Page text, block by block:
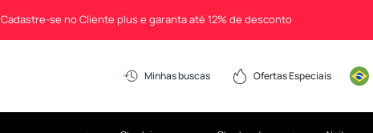
Cadastre-se no Cliente plus e garanta até 12% de desconto
Minhas buscas Ofertas Especiais